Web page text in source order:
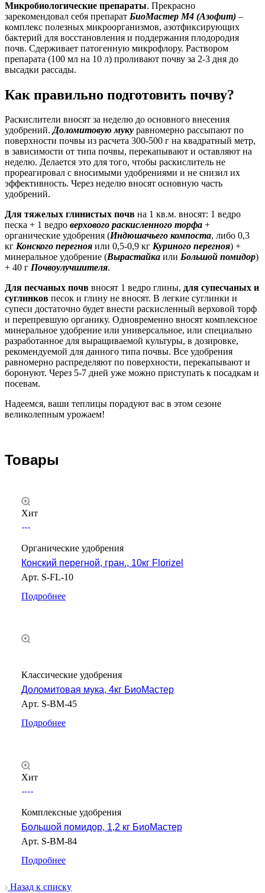
Микробиологические препараты. Прекрасно
зарекомендовал себя препарат БиоМастер М4 (Азофит) –
комплекс полезных микроорганизмов, азотфиксирующих
бактерий для восстановления и поддержания плодородия
почв. Сдерживает патогенную микрофлору. Раствором
препарата (100 мл на 10 л) проливают почву за 2-3 дня до
высадки рассады.
Как правильно подготовить почву?
Раскислители вносят за неделю до основного внесения
удобрений.Доломитовую муку равномерно рассыпают по
поверхности почвы из расчета 300-500 г на квадратный метр,
в зависимости от типа почвы, перекапывают и оставляют на
неделю. Делается это для того, чтобы раскислитель не
прореагировал с вносимыми удобрениями и не снизил их
эффективность. Через неделю вносят основную часть
удобрений.
Для тяжелых глинистых почв на 1 кв.м. вносят: 1 ведро
песка + 1 ведро верхового раскисленного торфа +
органические удобрения (Индюшачьего компоста, либо 0,3
кг Конского перегноя или 0,5-0,9 кг Куриного перегноя) +
минеральное удобрение (Вырастайка или Большой помидор)
+ 40 г Почвоулучшителя.
Для песчаных почв вносят 1 ведро глины, для супесчаных и
суглинков песок и глину не вносят. В легкие суглинки и
супеси достаточно будет внести раскисленный верховой торф
и перепревшую органику. Одновременно вносят комплексное
минеральное удобрение или универсальное, или специально
разработанное для выращиваемой культуры, в дозировке,
рекомендуемой для данного типа почвы. Все удобрения
равномерно распределяют по поверхности, перекапывают и
боронуют. Через 5-7 дней уже можно приступать к посадкам и
посевам.
Надеемся, ваши теплицы порадуют вас в этом сезоне
великолепным урожаем!
Товары
Хит
Органические удобрения
Конский перегной, гран., 10кг Florizel
Арт. S-FL-10
Подробнее
Классические удобрения
Доломитовая мука, 4кг БиоМастер
Арт. S-BM-45
Подробнее
Хит
Комплексные удобрения
Большой помидор, 1,2 кг БиоМастер
Арт. S-BM-84
Подробнее
Назад к списку